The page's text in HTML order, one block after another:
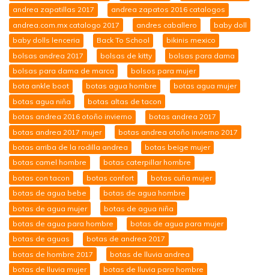
andrea zapatillas 2017
andrea zapatos 2016 catalogos
andrea.com.mx catalogo 2017
andres caballero
baby doll
baby dolls lenceria
Back To School
bikinis mexico
bolsas andrea 2017
bolsas de kitty
bolsas para dama
bolsas para dama de marca
bolsos para mujer
bota ankle boot
botas agua hombre
botas agua mujer
botas agua niña
botas altas de tacon
botas andrea 2016 otoño invierno
botas andrea 2017
botas andrea 2017 mujer
botas andrea otoño invierno 2017
botas arriba de la rodilla andrea
botas beige mujer
botas camel hombre
botas caterpillar hombre
botas con tacon
botas confort
botas cuña mujer
botas de agua bebe
botas de agua hombre
botas de agua mujer
botas de agua niña
botas de agua para hombre
botas de agua para mujer
botas de aguas
botas de andrea 2017
botas de hombre 2017
botas de lluvia andrea
botas de lluvia mujer
botas de lluvia para hombre